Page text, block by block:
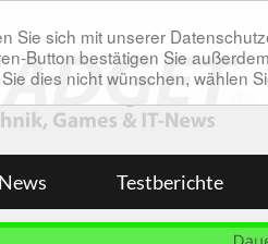
Sie sich mit unserer
Button bestätigen Sie
dies nicht wünschen, wählen
News Testberichte